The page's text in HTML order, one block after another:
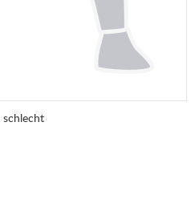
schlecht